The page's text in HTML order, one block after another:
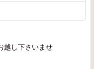
越し下さいませ